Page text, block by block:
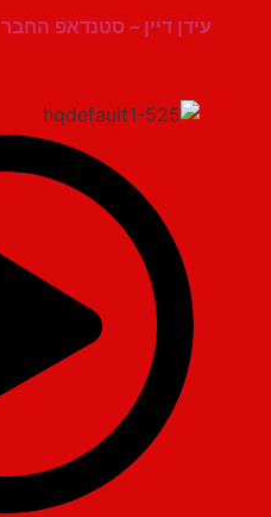
עידן דיין – סטנדאפ החבר הקמצן